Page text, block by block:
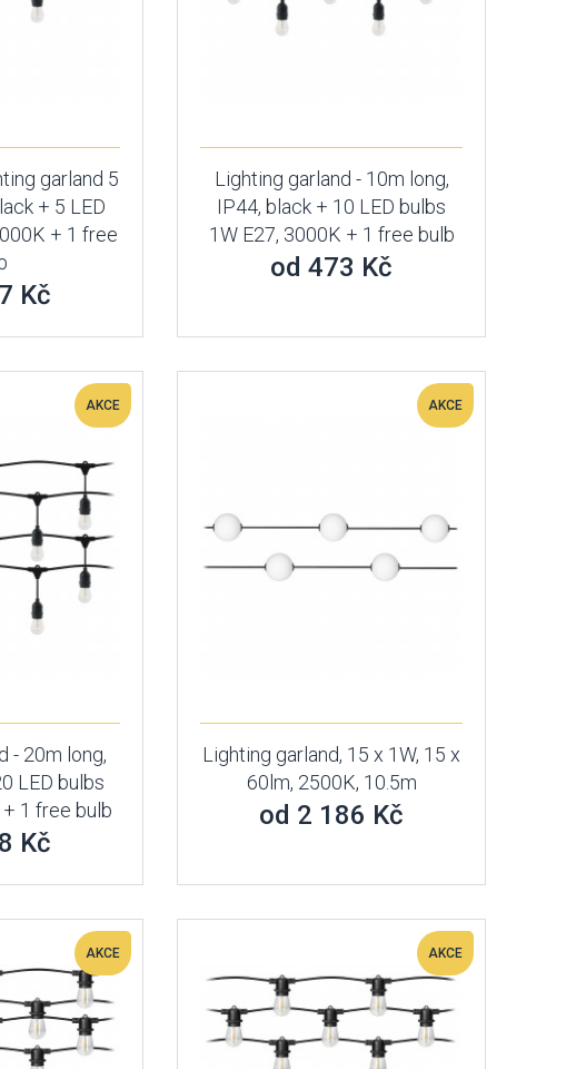
garland 5
+ 5 LED
+ 1 free
Kč
Lighting garland - 10m long,
IP44, black + 10 LED bulbs
1W E27, 3000K + 1 free bulb
od 473 Kč
AKCE
- 20m long,
LED bulbs
1 free bulb
Kč
AKCE
Lighting garland, 15 x 1W, 15 x
60lm, 2500K, 10.5m
od 2 186 Kč
AKCE AKCE